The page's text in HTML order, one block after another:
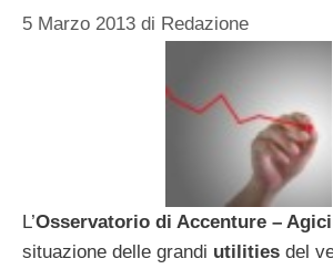
5 Marzo 2013 di Redazione
L’Osservatorio di Accenture – Agici
situazione delle grandi utilities del